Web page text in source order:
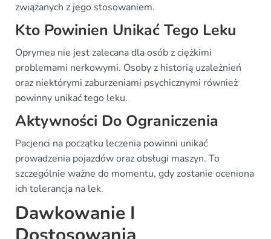
związanych z jego stosowaniem.
Kto Powinien Unikać Tego Leku
Oprymea nie jest zalecana dla osób z ciężkimi
problemami nerkowymi. Osoby z historią uzależnień
oraz niektórymi zaburzeniami psychicznymi również
powinny unikać tego leku.
Aktywności Do Ograniczenia
Pacjenci na początku leczenia powinni unikać
prowadzenia pojazdów oraz obsługi maszyn. To
szczególnie ważne do momentu, gdy zostanie oceniona
ich tolerancja na lek.
Dawkowanie I